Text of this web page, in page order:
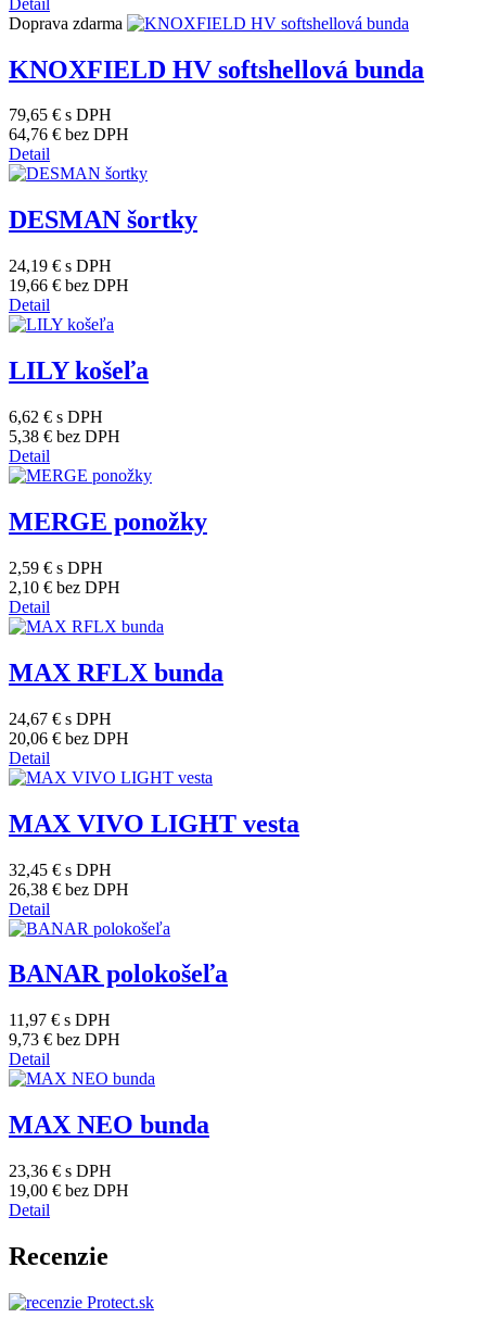
Doprava zdarma
KNOXFIELD HV softshellová bunda
79,65 € s DPH
64,76 € bez DPH
Detail
DESMAN šortky
24,19 € s DPH
19,66 € bez DPH
Detail
LILY košeľa
6,62 € s DPH
5,38 € bez DPH
Detail
MERGE ponožky
2,59 € s DPH
2,10 € bez DPH
Detail
MAX RFLX bunda
24,67 € s DPH
20,06 € bez DPH
Detail
MAX VIVO LIGHT vesta
32,45 € s DPH
26,38 € bez DPH
Detail
BANAR polokošeľa
11,97 € s DPH
9,73 € bez DPH
Detail
MAX NEO bunda
23,36 € s DPH
19,00 € bez DPH
Detail
Recenzie